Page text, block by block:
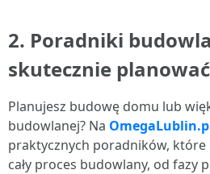
2. Poradniki
skutecznie
Planujesz budowę domu lub
budowlanej? Na
praktycznych poradników, które
cały proces budowlany, od fazy